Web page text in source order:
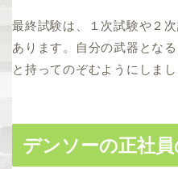
最終試験は、１次試験や２
あります。自分の武器とな
と持ってのぞむようにしまし
デンソーの正社